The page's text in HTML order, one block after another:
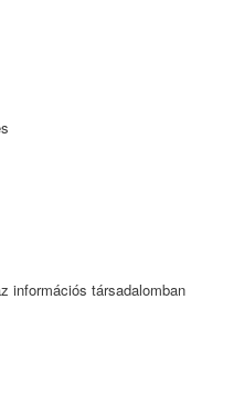
társadalomban